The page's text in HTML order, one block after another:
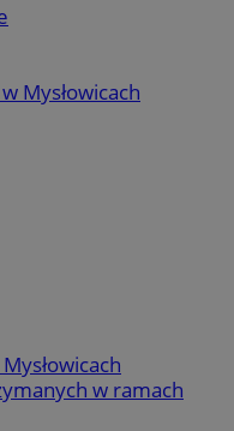
Mysłowicach
w ramach